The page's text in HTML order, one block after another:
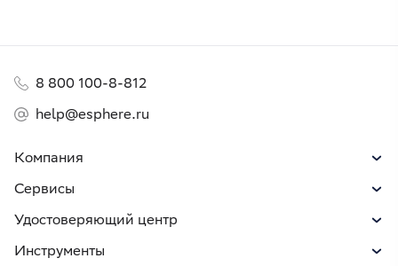
Компания
Сервисы
Удостоверяющий центр
Инструменты
8 800 100-8-812
help@esphere.ru